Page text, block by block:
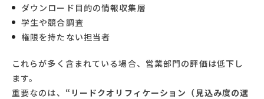
ダウンロード目的の情報収集層
学生や競合調査
権限を持たない担当者
これらが多く含まれている場合、営業部門の評価は低下し
ます。
重要なのは、 “リードクオリフィケーション（見込み度の選